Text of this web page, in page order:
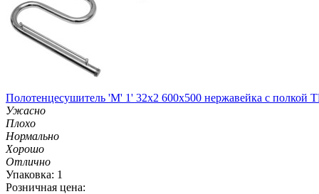
Полотенцесушитель 'М' 1' 32х2 600х500 нержавейка с полкой
Ужасно
Плохо
Нормально
Хорошо
Отлично
Упаковка: 1
Розничная цена: